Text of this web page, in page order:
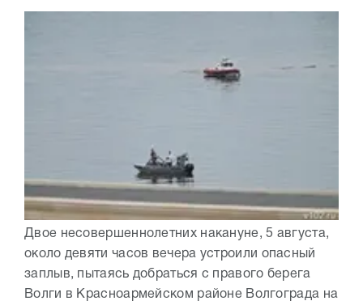
Двое несовершеннолетних накануне, 5 августа,
около девяти часов вечера устроили опасный
заплыв, пытаясь добраться с правого берега
Волги в Красноармейском районе Волгограда на